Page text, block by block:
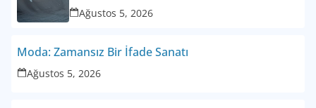
Ağustos 5, 2026
Moda: Zamansız Bir İfade Sanatı
Ağustos 5, 2026